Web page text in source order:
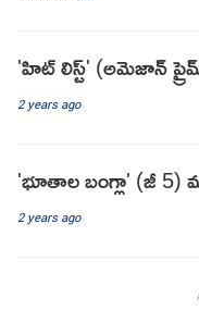
'హిట్ లిస్ట్' (అమెజాన్
2 years ago
'భూతాల బంగ్లా' (జీ 5)
2 years ago